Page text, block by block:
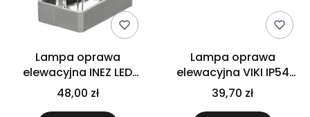
Lampa oprawa
elewacyjna INEZ LED
zewnętrzna ogrodowa
48,00 zł
Lampa oprawa
elewacyjna VIKI IP54
zewnętrzna ogrodowa
39,70 zł